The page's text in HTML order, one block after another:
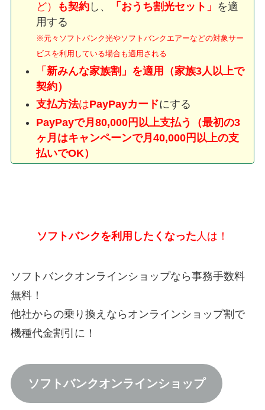
ど）
も契約し、 「おうち割光セット」 を適
用する
※元々ソフトバンク光やソフトバンクエアーなどの対象サー
ビスを利用している場合も適用される
「新みんな家族割」を適用（家族3人以上で
契約）
支払方法はPayPayカードにする
PayPayで月80,000円以上支払う（最初の3
ヶ月はキャンペーンで月40,000円以上の支
払いでOK）
ソフトバンクを利用したくなった 人は！
ソフトバンクオンラインショップなら事務手数料
無料！
他社からの乗り換えならオンラインショップ割で
機種代金割引に！
ソフトバンクオンラインショップ